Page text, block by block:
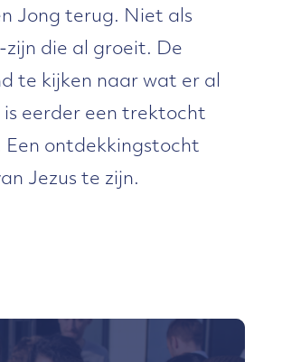
Jong terug. Niet als
die al groeit. De
te kijken naar wat er al
eerder een trektocht
Een ontdekkingstocht
Jezus te zijn.